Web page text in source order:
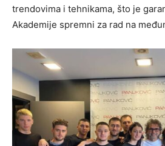
trendovima i tehnikama, što je
Akademije spremni za rad na